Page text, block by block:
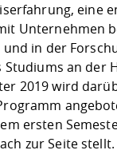
eine
Unternehmen
in der
Studiums an der
2019 wird
ersten
zur Seite stellt.